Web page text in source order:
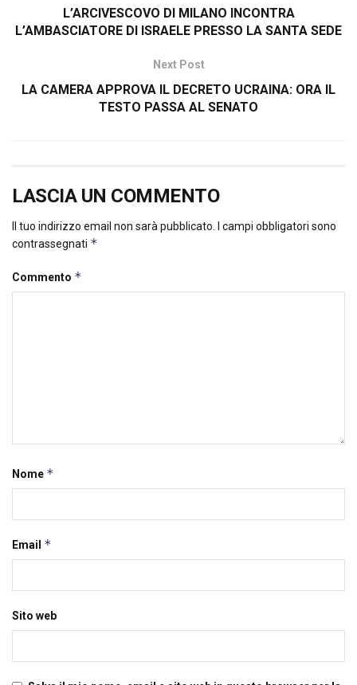
L’ARCIVESCOVO DI MILANO INCONTRA
L’AMBASCIATORE DI ISRAELE PRESSO LA SANTA SEDE
Next Post
LA CAMERA APPROVA IL DECRETO UCRAINA: ORA IL
TESTO PASSA AL SENATO
LASCIA UN COMMENTO
Il tuo indirizzo email non sarà pubblicato.
I campi obbligatori sono
contrassegnati *
Commento *
Nome *
Email *
Sito web